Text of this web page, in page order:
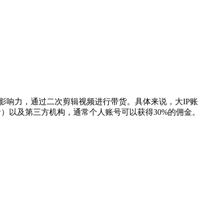
力，通过二次剪辑视频进行带货。具体来说，大IP账
及第三方机构，通常个人账号可以获得30%的佣金。